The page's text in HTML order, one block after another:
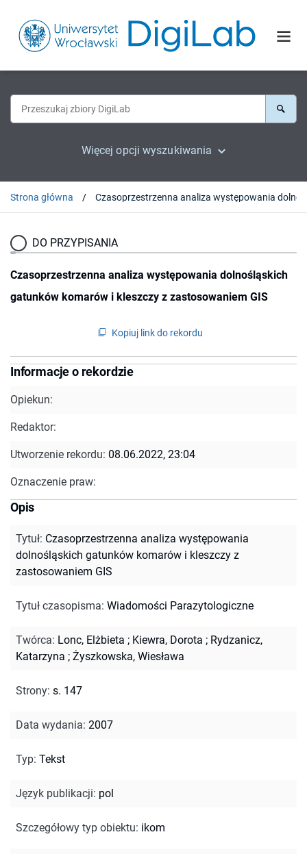
Więcej opcji wyszukiwania
Strona główna
DO PRZYPISANIA
Czasoprzestrzenna analiza występowania dolnośląskich
gatunków komarów i kleszczy z zastosowaniem GIS
Kopiuj link do rekordu
Informacje o rekordzie
Opiekun:
Redaktor:
Utworzenie rekordu: 08.06.2022, 23:04
Oznaczenie praw:
Opis
Tytuł: Czasoprzestrzenna analiza występowania
dolnośląskich gatunków komarów i kleszczy z
zastosowaniem GIS
Tytuł czasopisma: Wiadomości Parazytologiczne
Twórca: Lonc, Elżbieta ; Kiewra, Dorota ; Rydzanicz,
Katarzyna ; Żyszkowska, Wiesława
Strony: s. 147
Data wydania: 2007
Typ: Tekst
Język publikacji: pol
Szczegółowy typ obiektu: ikom